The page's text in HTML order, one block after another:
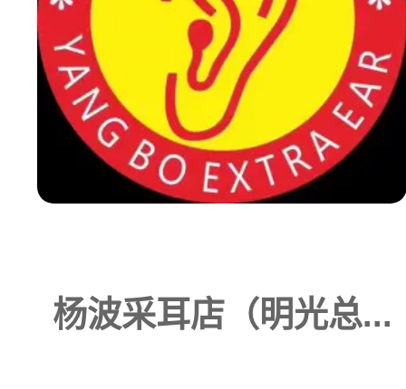
杨波采耳店（明光总...